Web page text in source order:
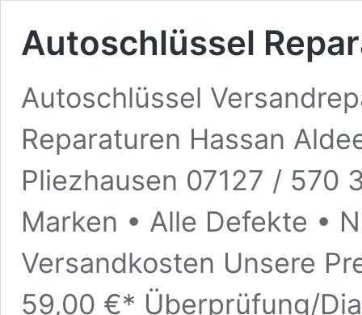
Autoschlüssel
Autoschlüssel
Reparaturen Hassan
Pliezhausen 07127 /
Marken • Alle Defekte •
Versandkosten Unsere
59,00 €* Überprüfung/